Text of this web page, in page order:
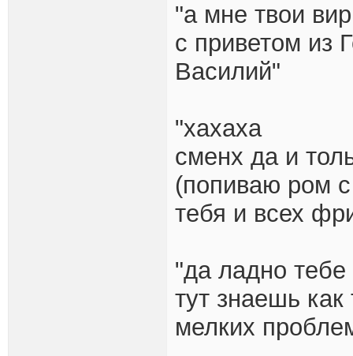
"а мне твои
с приветом из
Василий"
"хахаха
сменх да и
(попиваю ром
тебя и всех
"да ладно
тут знаешь
мелких